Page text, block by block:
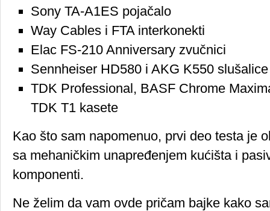
Sony TA-A1ES pojačalo
Way Cables i FTA interkonekti
Elac FS-210 Anniversary zvučnici
Sennheiser HD580 i AKG K550 slušalice
TDK Professional, BASF Chrome
TDK T1 kasete
Kao što sam napomenuo, prvi deo testa je
sa mehaničkim unapređenjem kućišta i
komponenti.
Ne želim da vam ovde pričam bajke kako